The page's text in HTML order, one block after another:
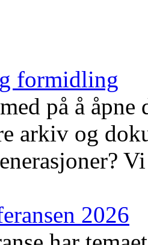
formidling
på å
arkiv og
2026